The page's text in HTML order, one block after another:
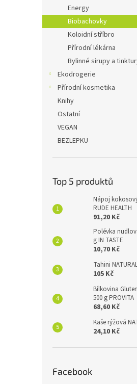
e
l
Energy
Biobachovky
Koloidní stříbro
Přírodní lékárna
Bylinné sirupy a
Ekodrogerie
Přírodní kosmetika
Knihy
Ostatní
VEGAN
BEZLEPKU
Top 5 produktů
Nápoj
RUDE HEALTH
91,20 Kč
Polévka
g IN TASTE
10,70 Kč
Tahini
105 Kč
Bílkovina
500 g PROVITA
68,60 Kč
Kaše rýžová
24,10 Kč
Facebook